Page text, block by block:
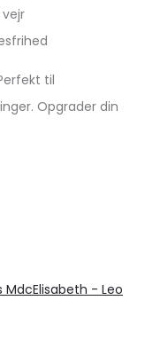
til
Opgrader din